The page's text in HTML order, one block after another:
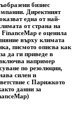
бизнес
Директният
една от най-
от страна на
FinanceMap е оценила
върху климата
писмото описва как
да ги приведе в
например
по резолюции,
силен и
с Парижкото
данни за